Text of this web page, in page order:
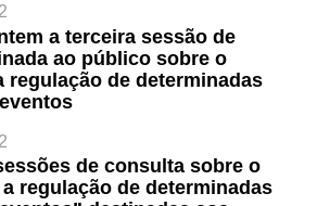
a terceira sessão de
ao público sobre o
regulação de determinadas
de consulta sobre o
regulação de determinadas